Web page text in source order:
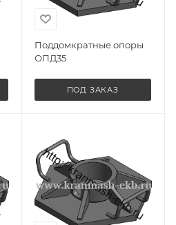
Поддомкратные опоры
ОПД35
ПОД ЗАКАЗ